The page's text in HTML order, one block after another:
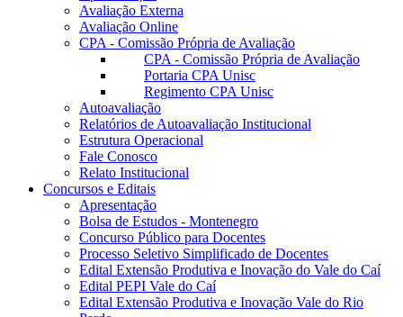
Avaliação Externa
Avaliação Online
CPA - Comissão Própria de Avaliação
CPA - Comissão Própria de Avaliação
Portaria CPA Unisc
Regimento CPA Unisc
Autoavaliação
Relatórios de Autoavaliação Institucional
Estrutura Operacional
Fale Conosco
Relato Institucional
Concursos e Editais
Apresentação
Bolsa de Estudos - Montenegro
Concurso Público para Docentes
Processo Seletivo Simplificado de Docentes
Edital Extensão Produtiva e Inovação do Vale do Caí
Edital PEPI Vale do Caí
Edital Extensão Produtiva e Inovação Vale do Rio